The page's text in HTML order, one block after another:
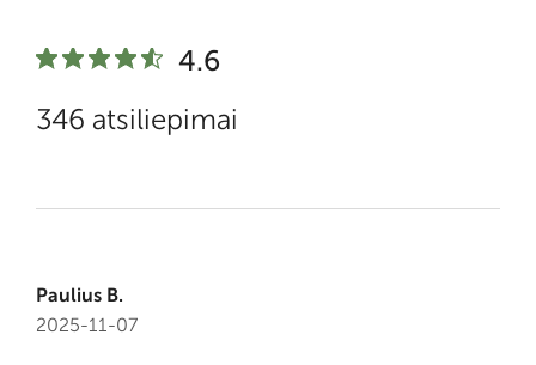
4.6
346 atsiliepimai
Paulius B.
2025-11-07